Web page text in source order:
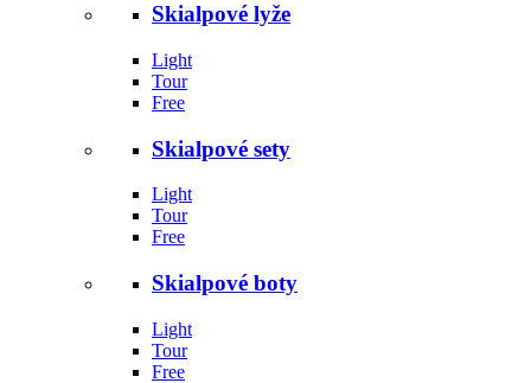
Skialpové lyže
Light
Tour
Free
Skialpové sety
Light
Tour
Free
Skialpové boty
Light
Tour
Free